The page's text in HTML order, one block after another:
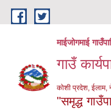
Skip to main content
माईजोगमाई
गाउँ
कोशी प्रदेश, ईलाम,
"समृद्ध